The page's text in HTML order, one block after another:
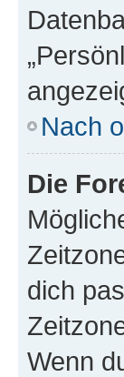
Nach
Die
dich
Wenn